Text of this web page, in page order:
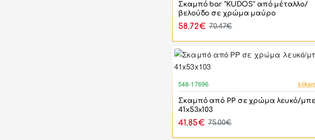
Σκαμπό bar ''KUDOS'' από μέταλλο/
βελούδο σε χρώμα μαύρο
58.72€ 70.47€
548-17696
Σκαμπό από PP σε χρώμα λευκό/
41x53x103
41.85€ 75.00€